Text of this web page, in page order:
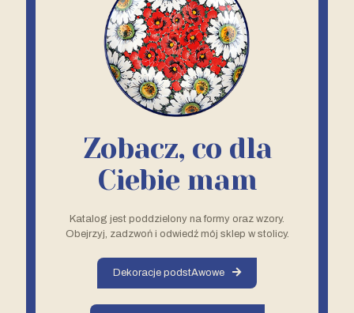
Zobacz, co dla
Ciebie mam
Katalog jest poddzielony na formy oraz wzory.
Obejrzyj, zadzwoń i odwiedź mój sklep w stolicy.
Dekoracje podstAwowe